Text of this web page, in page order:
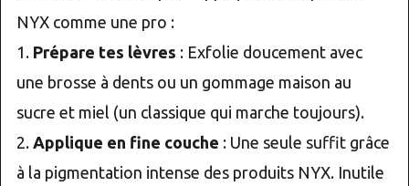
NYX comme une pro :
1. Prépare tes lèvres : Exfolie doucement avec
une brosse à dents ou un gommage maison au
sucre et miel (un classique qui marche toujours).
2. Applique en fine couche : Une seule suffit grâce
à la pigmentation intense des produits NYX. Inutile